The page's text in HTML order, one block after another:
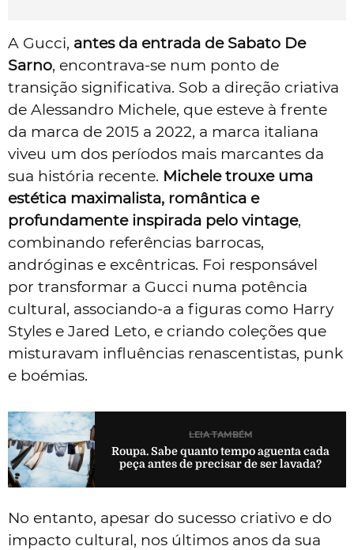
A Gucci, antes da entrada de Sabato De
Sarno, encontrava-se num ponto de
transição significativa. Sob a direção criativa
de Alessandro Michele, que esteve à frente
da marca de 2015 a 2022, a marca italiana
viveu um dos períodos mais marcantes da
sua história recente. Michele trouxe uma
estética maximalista, romântica e
profundamente inspirada pelo vintage,
combinando referências barrocas,
andróginas e excêntricas. Foi responsável
por transformar a Gucci numa potência
cultural, associando-a a figuras como Harry
Styles e Jared Leto, e criando coleções que
misturavam influências renascentistas, punk
e boémias.
LEIA TAMBÉM
Roupa. Sabe quanto tempo aguenta cada
peça antes de precisar de ser lavada?
No entanto, apesar do sucesso criativo e do
impacto cultural, nos últimos anos da sua